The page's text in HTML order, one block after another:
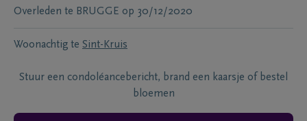
Overleden te BRUGGE op 30/12/2020
Woonachtig te Sint-Kruis
Stuur een condoléancebericht, brand een kaarsje of bestel
bloemen